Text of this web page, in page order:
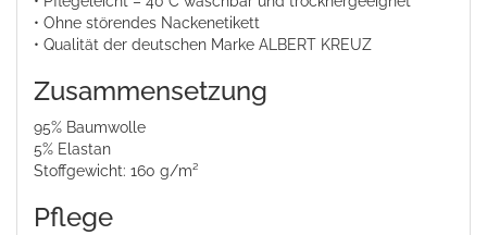
• Ohne störendes Nackenetikett
• Qualität der deutschen Marke ALBERT KREUZ
Zusammensetzung
95% Baumwolle
5% Elastan
Stoffgewicht: 160 g/m²
Pflege